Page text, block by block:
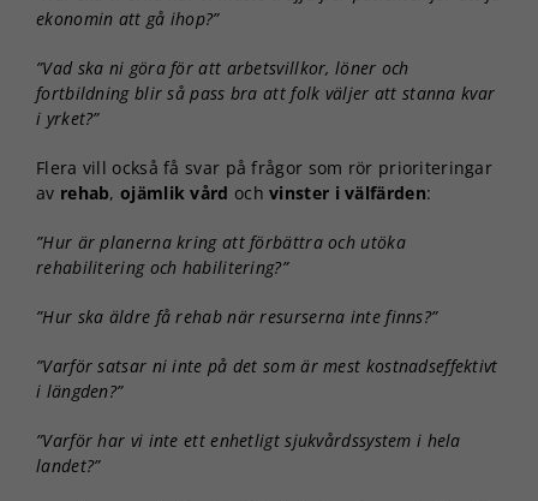
ekonomin att gå ihop?”
”Vad ska ni göra för att arbetsvillkor, löner och
fortbildning blir så pass bra att folk väljer att stanna kvar
i yrket?”
Flera vill också få svar på frågor som rör prioriteringar
av rehab,ojämlik vård ochvinster i välfärden:
”Hur är planerna kring att förbättra och utöka
rehabilitering och habilitering?”
”Hur ska äldre få rehab när resurserna inte finns?”
”Varför satsar ni inte på det som är mest kostnadseffektivt
i längden?”
”Varför har vi inte ett enhetligt sjukvårdssystem i hela
landet?”